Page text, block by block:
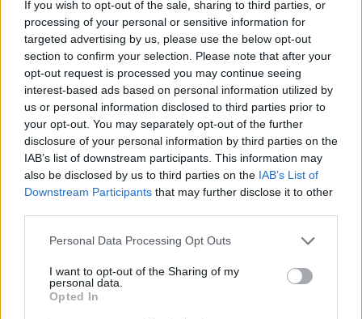
If you wish to opt-out of the sale, sharing to third parties, or
processing of your personal or sensitive information for
targeted advertising by us, please use the below opt-out
section to confirm your selection. Please note that after your
opt-out request is processed you may continue seeing
interest-based ads based on personal information utilized by
us or personal information disclosed to third parties prior to
your opt-out. You may separately opt-out of the further
disclosure of your personal information by third parties on the
IAB’s list of downstream participants. This information may
also be disclosed by us to third parties on the IAB’s List of
Downstream Participants that may further disclose it to other
Personal Data Processing Opt Outs
I want to opt-out of the Sharing of my
personal data.
Opted In
Μπορεί επίσης να σε ενδιαφέρει
ΕΛΛΆΔΑ
Στο 11,2% μειώθηκε η
ανεργία το β’ τρίμηνο
εφέτος
ΕΛΛΆΔΑ
Απεργία ΠΝΟ –
ΠΕΝΕΝ: Δεμένα τα
πλοία στα λιμάνια
ΟΙΚΟΝΟΜΊΑ ΕΛΛΆΔΑ